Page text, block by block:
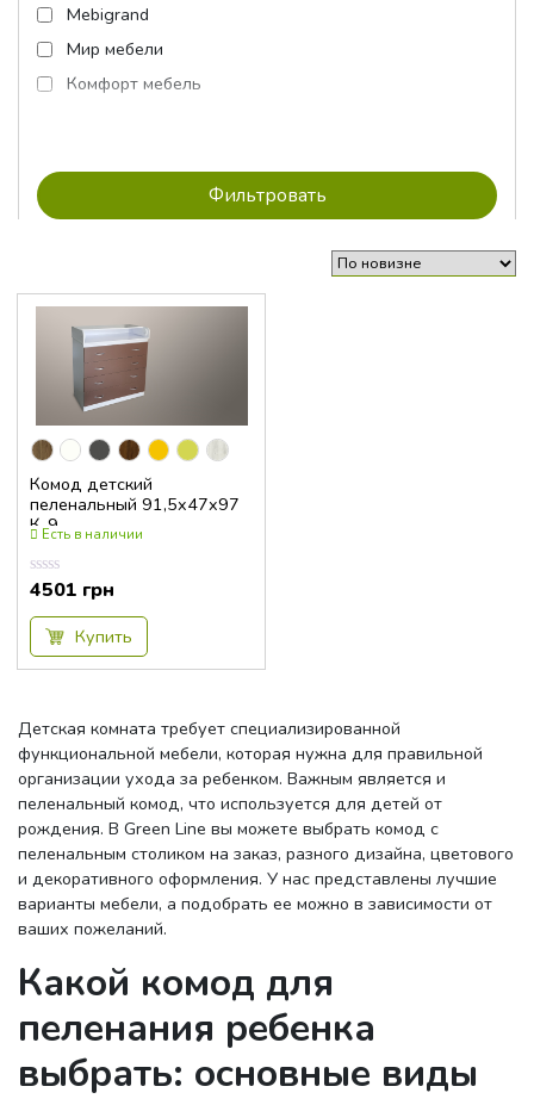
Mebigrand
Мир мебели
Комфорт мебель
Комод детский
пеленальный 91,5x47x97
К-9Есть в наличии
Оценка
0.00
из
4501 грн
Купить
Детская комната требует специализированной
функциональной мебели, которая нужна для правильной
организации ухода за ребенком. Важным является и
пеленальный комод, что используется для детей от
рождения. В Green Line вы можете выбрать комод с
пеленальным столиком на заказ, разного дизайна, цветового
и декоративного оформления. У нас представлены лучшие
варианты мебели, а подобрать ее можно в зависимости от
ваших пожеланий.
Какой комод для
пеленания ребенка
выбрать: основные виды